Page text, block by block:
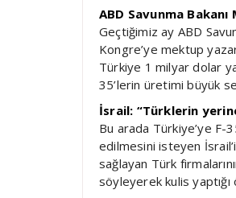
ABD Savunma
Geçtiğimiz ay ABD
Kongre’ye mektup
Türkiye 1 milyar dolar
35’lerin üretimi büyük
İsrail: “Türklerin
Bu arada Türkiye’ye F-
edilmesini isteyen
sağlayan Türk
söyleyerek kulis yaptığı